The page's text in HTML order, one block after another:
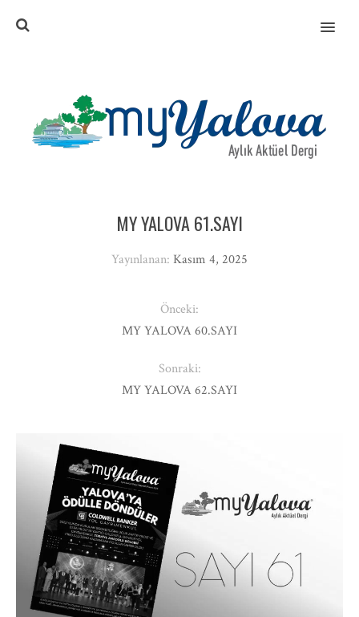
MENU
MY YALOVA 61.SAYI
Yayınlanan: Kasım 4, 2025
Önceki:
MY YALOVA 60.SAYI
Sonraki:
MY YALOVA 62.SAYI